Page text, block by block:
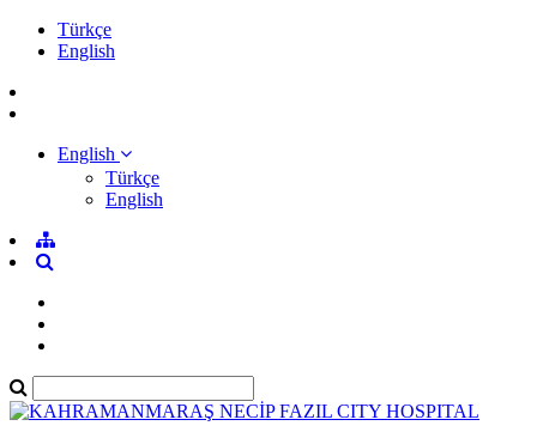
Türkçe
English
English
Türkçe
English